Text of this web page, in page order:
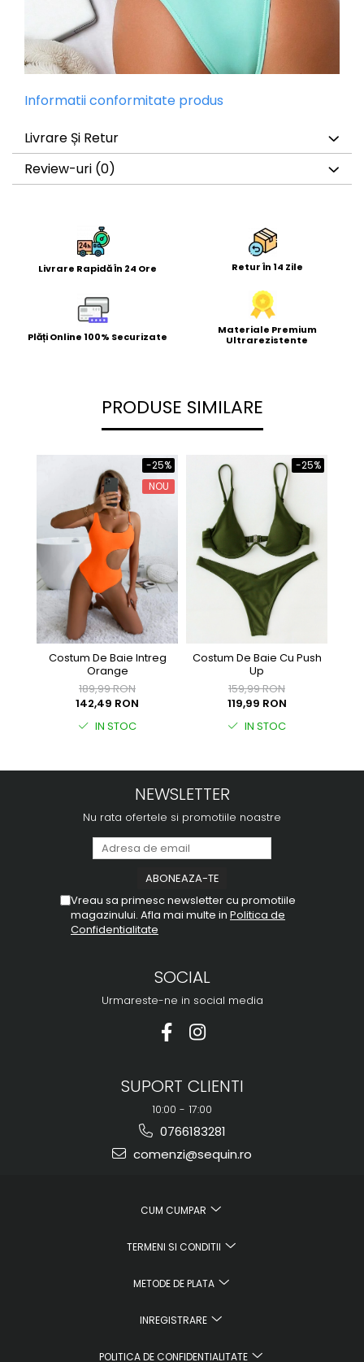
Informatii conformitate produs
Livrare Și Retur
Review-uri (0)
Livrare Rapidă În 24 Ore Retur În 14 Zile
Plăți Online 100% Securizate
Materiale Premium
Ultrarezistente
PRODUSE SIMILARE
-25%
NOU
Costum De Baie Intreg
Orange
189,99 RON
142,49 RON
IN STOC
-25%
Costum De Baie Cu Push
Up
159,99 RON
119,99 RON
IN STOC
NEWSLETTER
Nu rata ofertele si promotiile noastre
Vreau sa primesc newsletter cu promotiile
magazinului. Afla mai multe in Politica de
Confidentialitate
SOCIAL
Urmareste-ne in social media
SUPORT CLIENTI
10:00 - 17:00
0766183281
comenzi@sequin.ro
CUM CUMPAR
TERMENI SI CONDITII
METODE DE PLATA
INREGISTRARE
POLITICA DE CONFIDENTIALITATE